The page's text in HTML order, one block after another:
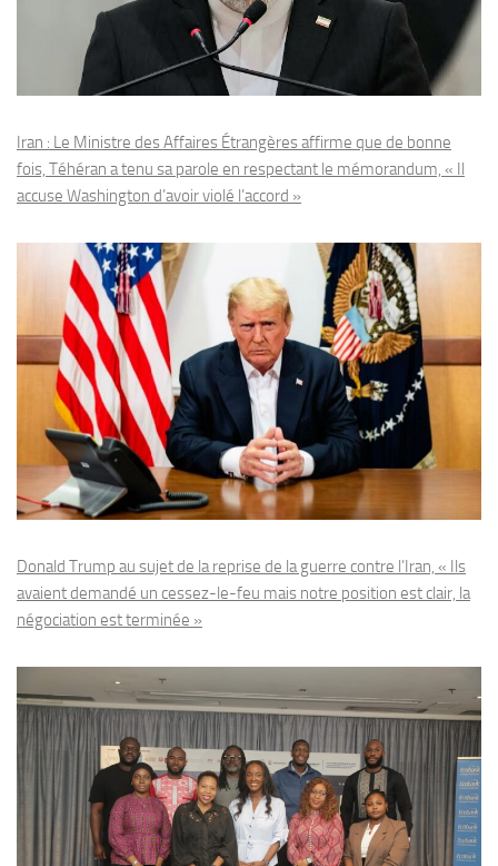
Iran : Le Ministre des Affaires Étrangères affirme que de bonne
fois, Téhéran a tenu sa parole en respectant le mémorandum, « Il
accuse Washington d’avoir violé l’accord »
Donald Trump au sujet de la reprise de la guerre contre l’Iran, « Ils
avaient demandé un cessez-le-feu mais notre position est clair, la
négociation est terminée »